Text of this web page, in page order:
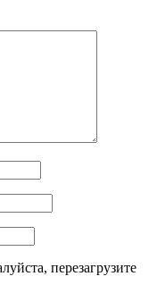
перезагрузите